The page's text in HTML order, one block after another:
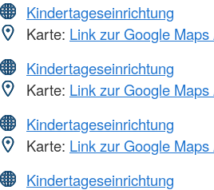
Kindertageseinrichtung
Karte: Link zur Google
Kindertageseinrichtung
Karte: Link zur Google
Kindertageseinrichtung
Karte: Link zur Google
Kindertageseinrichtung